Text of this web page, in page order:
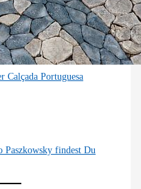
Calçada Portuguesa
Paszkowsky findest Du